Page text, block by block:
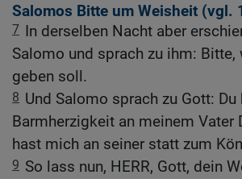
Salomos Bitte um Weisheit (vgl.
7 In derselben Nacht aber
Salomo und sprach zu ihm: Bitte,
geben soll.
8 Und Salomo sprach zu Gott:
Barmherzigkeit an meinem Vater
hast mich an seiner statt zum
9 So lass nun, HERR, Gott, dein